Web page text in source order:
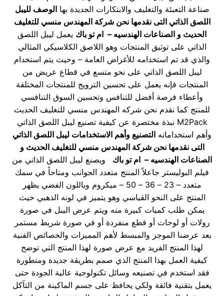
صناعة التعبئة والتغليف والابتكارات الجديدة بهاالوصف لليبل
اللصق الذاتي التى نقدمها نحن شركة المهندس منسي للتغليف
الحديث و الصناعات الهندسيه – ام تو باك يعمل ليبل اللصق
الذاتي على توثيق المنتجات وهو اللاصق الكلاسيكي المثالي
والذي قد تم استخدامه للأغراض العامة – وحيث يتم استخدام
ليبل اللصق الذاتي على نحو متسع في قطاع عريض من
المنتجات فإنه يعمل على تحسين الترويج للمنتجات المختلفة
وأعطاء فرصة أفضل للتنافس وتحسين السوق التنافسي
للمنتج كما نقدم نحن شركه المهندس منسي للتغليف الحديث
M2Pack نبذة مختصرة عن كيفية تصنيع ليبل اللصق الذاتي
وأهم استخداماته التصنيع وأهم الاستخدامات ليبل اللصق الذاتي
التى نقدمها نحن شركة المهندس منسي للتغليف الحديث و
الصناعات الهندسيه – ام تو باك
ويصنع ليبل اللصق الذاتي من
فيلم البوليستر جاعلاً المنتج متعدد الجوانب ومتاحاً في سمك
متعدد – 23 – 36 – 50 – ميكروم وباللون الفضي يظهر
المنتج على النحو القياسي وهو يتميز في لونه الذهبي حيث
يمكن طلب كميات كبيرة منه ويتم عرض اليبل في صورة
رولات أو لوحات أو قطع منفردة أو في صورة شريط مستمر
بعد عرضنا الموجز والمبسط لأهم المميزات والخصائص الفنية
لهذا المنتج الفريد مع عرض صورة لهذا المنتج التي توضح
كيفية العمل بهذا المنتج الذي صمم بطريقة جديدة ومتطورة
فقد استخدم في تصنيعه وسائل تكنولوجية عالية الجودة حتى
يعمل بتقنية فائقة ولكي يحافظ على جسم الماكينة من التآكل